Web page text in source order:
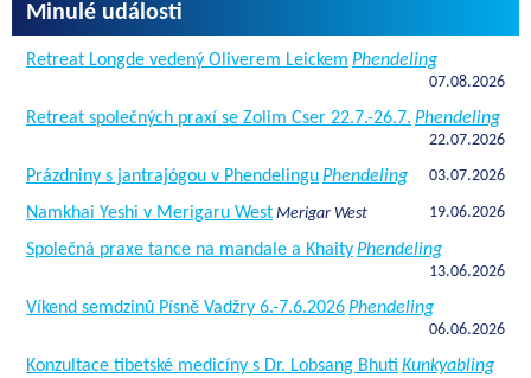
Minulé události
Retreat Longde vedený Oliverem Leickem Phendeling
07.08.2026
Retreat společných praxí se Zolim Cser 22.7.-26.7. Phendeling
22.07.2026
Prázdniny s jantrajógou v PhendelinguPhendeling 03.07.2026
Namkhai Yeshi v Merigaru West Merigar West 19.06.2026
Společná praxe tance na mandale a KhaityPhendeling
13.06.2026
Víkend semdzinů Písně Vadžry 6.-7.6.2026Phendeling
06.06.2026
Konzultace tibetské medicíny s Dr. Lobsang Bhuti Kunkyabling